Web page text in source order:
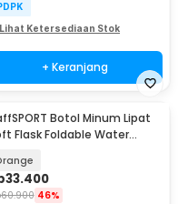
Lihat Ketersediaan Stok
+ Keranjang
Botol Minum Lipat
Flask Foldable Water
33.400
60.900 46%